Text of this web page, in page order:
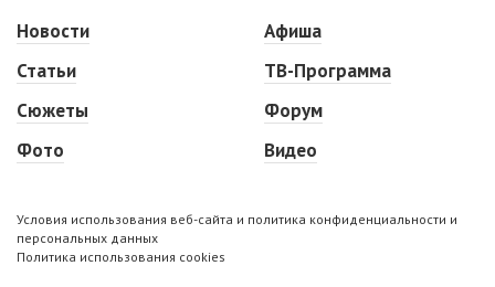
Новости
Статьи
Сюжеты
Фото
Афиша
ТВ-Программа
Форум
Видео
Условия использования веб-сайта и политика конфиденциальности и
персональных данных
Политика использования cookies